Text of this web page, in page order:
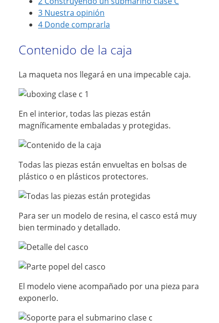
3 Nuestra opinión
4 Donde comprarla
Contenido de la caja
La maqueta nos llegará en una impecable caja.
En el interior, todas las piezas están
magníficamente embaladas y protegidas.
Todas las piezas están envueltas en bolsas de
plástico o en plásticos protectores.
Para ser un modelo de resina, el casco está muy
bien terminado y detallado.
El modelo viene acompañado por una pieza para
exponerlo.